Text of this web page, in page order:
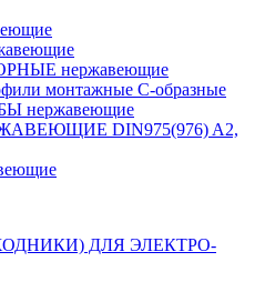
нержавеющие
монтажные С-образные
нержавеющие
DIN975(976) A2,
ДЛЯ ЭЛЕКТРО-